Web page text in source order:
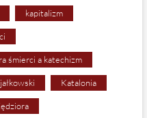
kapitalizm
śmierci a katechizm
Katalonia